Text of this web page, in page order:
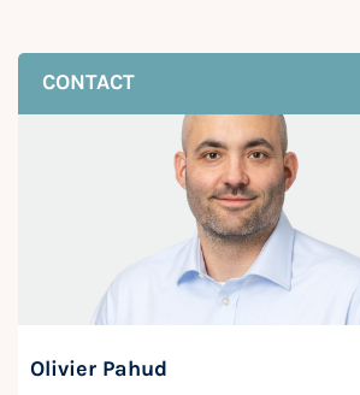
CONTACT
Olivier Pahud